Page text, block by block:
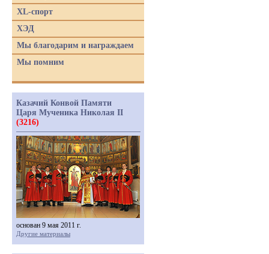
XL-спорт
ХЭД
Мы благодарим и награждаем
Мы помним
Казачий Конвой Памяти
Царя Мученика Николая II
(3216)
основан 9 мая 2011 г.
Другие материалы